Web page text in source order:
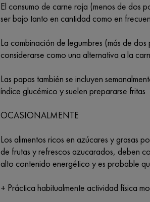
El consumo de carne roja (menos de dos
ser bajo tanto en cantidad como en
La combinación de legumbres (más de
considerarse como una alternativa a la
Las papas también se incluyen
índice glucémico y suelen prepararse fritas
OCASIONALMENTE
Los alimentos ricos en azúcares y grasas
de frutas y refrescos azucarados, deben
alto contenido energético y es probable
+ Práctica habitualmente actividad física